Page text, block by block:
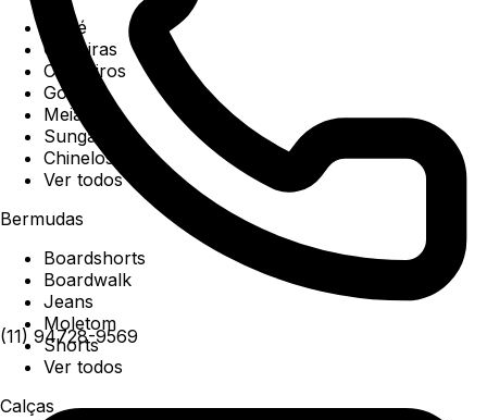
(11) 94728-9569
Boné
Carteiras
Chaveiros
Gorros
Meias
Sunga
Chinelos
Ver todos
Bermudas
Boardshorts
Boardwalk
Jeans
Moletom
Shorts
Ver todos
Calças